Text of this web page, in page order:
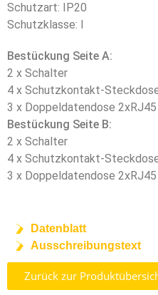
Schutzart: IP20
Schutzklasse: I
Bestückung Seite A:
2 x Schalter
4 x Schutzkontakt-
3 x Doppeldatendose 2xRJ45
Bestückung Seite B:
2 x Schalter
4 x Schutzkontakt-
3 x Doppeldatendose 2xRJ45
Datenblatt
Ausschreibungstext
Zurück zur